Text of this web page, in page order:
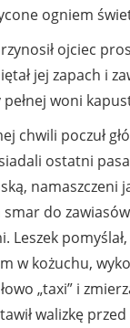
ogniem
ojciec
jej zapach i
pełnej woni
chwili poczuł
ostatni
namaszczeni
smar do
Leszek
w kożuchu,
„taxi” i
walizkę